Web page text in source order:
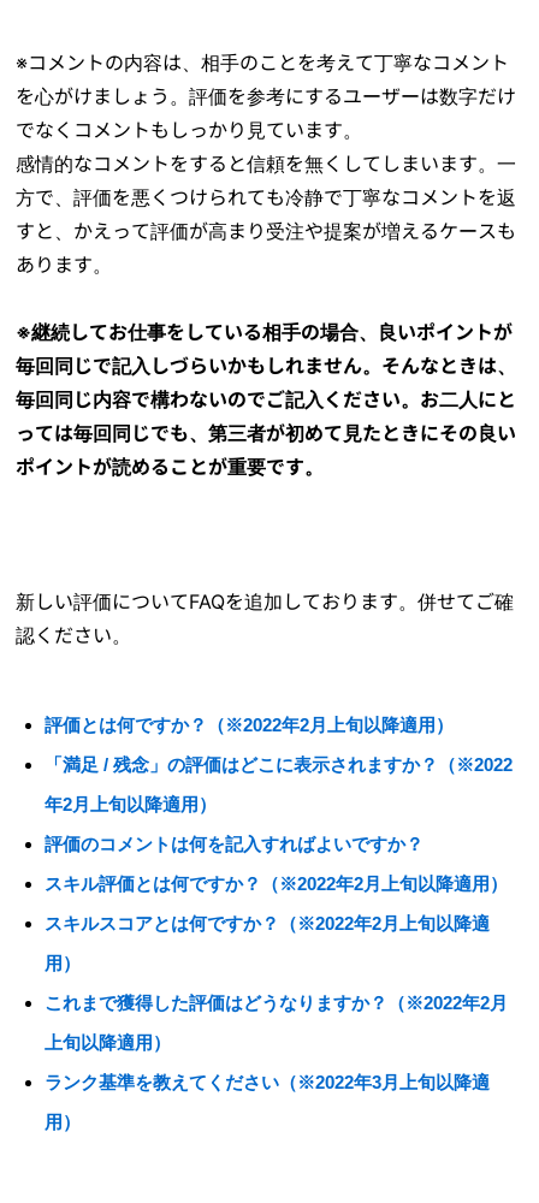
※コメントの内容は、相手のことを考えて丁寧なコメント
を心がけましょう。評価を参考にするユーザーは数字だけ
でなくコメントもしっかり見ています。
感情的なコメントをすると信頼を無くしてしまいます。一
方で、評価を悪くつけられても冷静で丁寧なコメントを返
すと、かえって評価が高まり受注や提案が増えるケースも
あります。
※継続してお仕事をしている相手の場合、良いポイントが
毎回同じで記入しづらいかもしれません。そんなときは、
毎回同じ内容で構わないのでご記入ください。お二人にと
っては毎回同じでも、第三者が初めて見たときにその良い
ポイントが読めることが重要です。
新しい評価についてFAQを追加しております。併せてご確
認ください。
評価とは何ですか？（※2022年2月上旬以降適用）
「満足 / 残念」の評価はどこに表示されますか？（※2022
年2月上旬以降適用）
評価のコメントは何を記入すればよいですか？
スキル評価とは何ですか？（※2022年2月上旬以降適用）
スキルスコアとは何ですか？（※2022年2月上旬以降適
用）
これまで獲得した評価はどうなりますか？（※2022年2月
上旬以降適用）
ランク基準を教えてください（※2022年3月上旬以降適
用）